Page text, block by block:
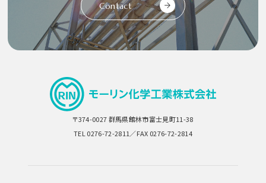
Contact
〒374-0027 群馬県館林市富士見町11-38
TEL 0276-72-2811／FAX 0276-72-2814